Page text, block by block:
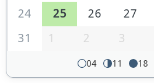
24
25 26 27
31
1 2 3
04 11 18